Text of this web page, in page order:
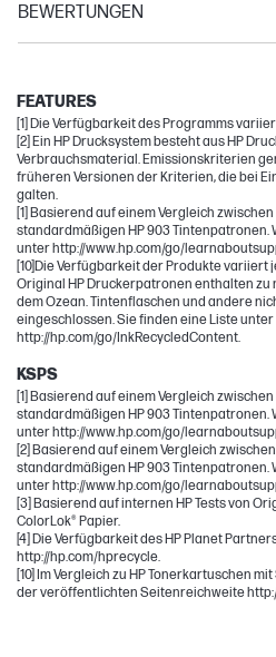
BEWERTUNGEN
OfficeJet Pro
FEATURES
[1] Die Verfügbarkeit des Programms
[2] Ein HP Drucksystem besteht aus HP
Verbrauchsmaterial. Emissionskriterien
früheren Versionen der Kriterien, die bei
galten.
[1] Basierend auf einem Vergleich
standardmäßigen HP 903
unter http://www.hp.com/go/
[10]Die Verfügbarkeit der Produkte variiert
Original HP Druckerpatronen enthalten zu
dem Ozean. Tintenflaschen und andere
eingeschlossen. Sie finden eine Liste unter
http://hp.com/go/InkRecycledContent.
KSPS
[1] Basierend auf einem Vergleich
standardmäßigen HP 903
unter http://www.hp.com/go/
[2] Basierend auf einem Vergleich
standardmäßigen HP 903
unter http://www.hp.com/go/
[3] Basierend auf internen HP Tests von
ColorLok® Papier.
[4] Die Verfügbarkeit des HP Planet
http://hp.com/hprecycle.
[10] Im Vergleich zu HP Tonerkartuschen
der veröffentlichten Seitenreichweite